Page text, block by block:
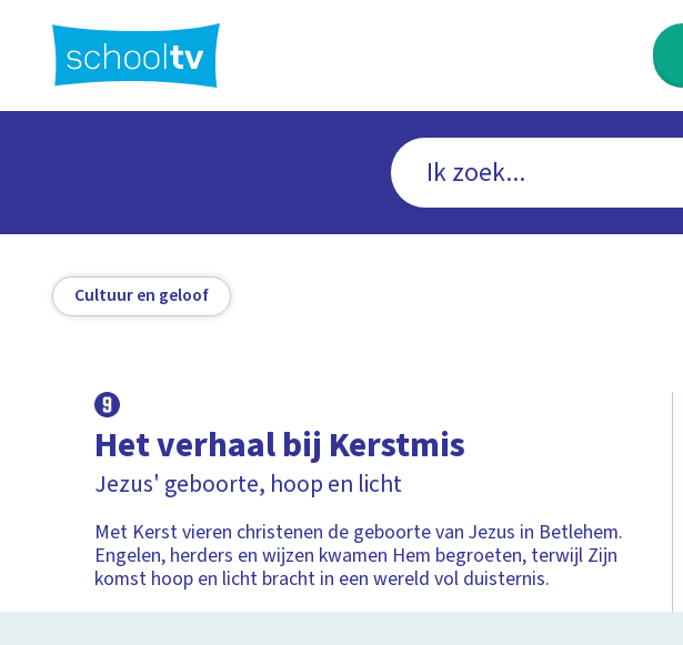
hoofdinhoud
Cultuur en geloof
Het verhaal bij Kerstmis
Jezus' geboorte, hoop en licht
Met Kerst vieren christenen de geboorte van Jezus in Betlehem.
Engelen, herders en wijzen kwamen Hem begroeten, terwijl Zijn
komst hoop en licht bracht in een wereld vol duisternis.